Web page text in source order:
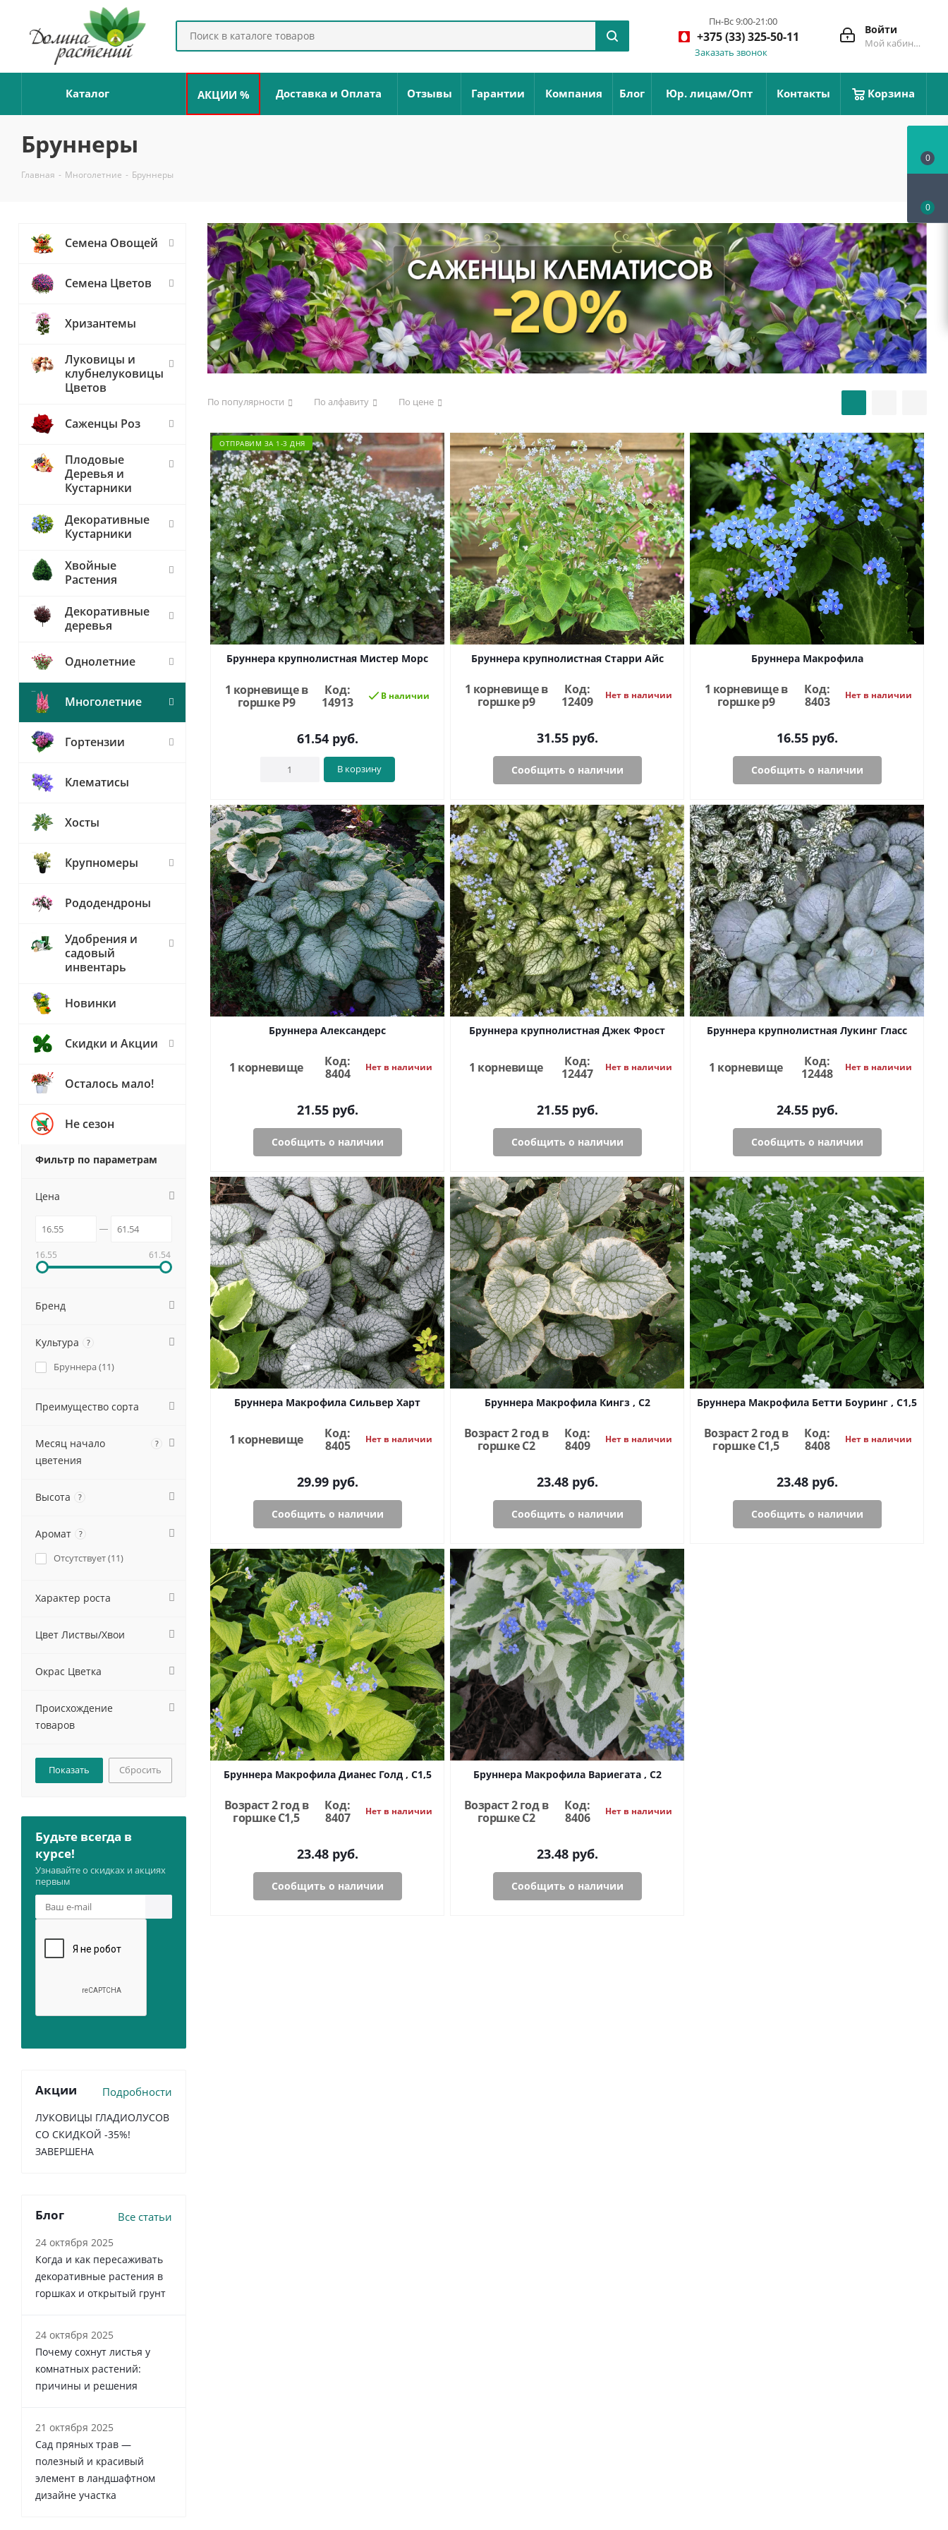
Войти
Мой кабинет
Пн-Вс 9:00-21:00
+375 (33) 325-50-11
Заказать звонок
Каталог АКЦИИ % Доставка и Оплата Отзывы Гарантии Компания Блог Юр. лицам/Опт Контакты Корзина
Бруннеры
Главная - Многолетние - Бруннеры
По популярности По алфавиту По цене
ОТПРАВИМ ЗА 1-3 ДНЯ
Бруннера крупнолистная Мистер Морс
1 корневище в
горшке Р9
Код:
14913
В наличии
61.54руб.
В корзину
Бруннера крупнолистная Старри Айс
1 корневище в
горшке р9
Код:
12409
Нет в наличии
31.55руб.
Сообщить о наличии
Бруннера Макрофила
1 корневище в
горшке р9
Код:
8403
Нет в наличии
16.55руб.
Сообщить о наличии
Бруннера Александерс
1 корневище
Код:
8404
Нет в наличии
21.55руб.
Сообщить о наличии
Бруннера крупнолистная Джек Фрост
1 корневище
Код:
12447
Нет в наличии
21.55руб.
Сообщить о наличии
Бруннера крупнолистная Лукинг Гласс
1 корневище
Код:
12448
Нет в наличии
24.55руб.
Сообщить о наличии
Бруннера Макрофила Сильвер Харт
1 корневище
Код:
8405
Нет в наличии
29.99руб.
Сообщить о наличии
Бруннера Макрофила Кингз , C2
Возраст 2 год в
горшке C2
Код:
8409
Нет в наличии
23.48руб.
Сообщить о наличии
Бруннера Макрофила Бетти Боуринг , С1,5
Возраст 2 год в
горшке C1,5
Код:
8408
Нет в наличии
23.48руб.
Сообщить о наличии
Бруннера Макрофила Дианес Голд , С1,5
Возраст 2 год в
горшке C1,5
Код:
8407
Нет в наличии
23.48руб.
Сообщить о наличии
Бруннера Макрофила Вариегата , C2
Возраст 2 год в
горшке C2
Код:
8406
Нет в наличии
23.48руб.
Сообщить о наличии
Семена Овощей
Семена Цветов
Хризантемы
Луковицы и
клубнелуковицы
Цветов
Саженцы Роз
Плодовые
Деревья и
Кустарники
Декоративные
Кустарники
Хвойные
Растения
Декоративные
деревья
Однолетние
Многолетние
Гортензии
Клематисы
Хосты
Крупномеры
Рододендроны
Удобрения и
садовый
инвентарь
Новинки
Скидки и Акции
Осталось мало!
Не сезон
Фильтр по параметрам
Цена
16.55 61.54
Бренд
Культура ?
Бруннера (11)
Преимущество сорта
Месяц начало
цветения
?
Высота ?
Аромат ?
Отсутствует (11)
Характер роста
Цвет Листвы/Хвои
Окрас Цветка
Происхождение
товаров
Сбросить
Будьте всегда в
курсе!
Узнавайте о скидках и акциях
первым
Акции Подробности
ЛУКОВИЦЫ ГЛАДИОЛУСОВ
СО СКИДКОЙ -35%!
ЗАВЕРШЕНА
Блог Все статьи
24 октября 2025
Когда и как пересаживать
декоративные растения в
горшках и открытый грунт
24 октября 2025
Почему сохнут листья у
комнатных растений:
причины и решения
21 октября 2025
Сад пряных трав —
полезный и красивый
элемент в ландшафтном
дизайне участка
0
0